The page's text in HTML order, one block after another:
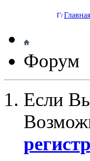
Главная
Форум
Если